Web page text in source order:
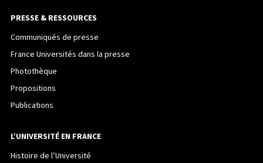
PRESSE & RESSOURCES
Communiqués de presse
France Universités dans la presse
Photothèque
Propositions
Publications
L’UNIVERSITÉ EN FRANCE
Histoire de l’Université